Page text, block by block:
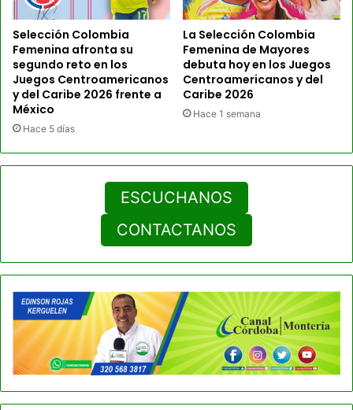
Selección Colombia
Femenina afronta su
segundo reto en los
Juegos Centroamericanos
y del Caribe 2026 frente a
México
Hace 5 días
La Selección Colombia
Femenina de Mayores
debuta hoy en los Juegos
Centroamericanos y del
Caribe 2026
Hace 1 semana
ESCUCHANOS
CONTACTANOS